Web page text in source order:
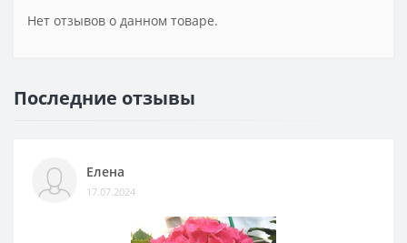
Нет отзывов о данном товаре.
Последние отзывы
Елена
17.07.2024